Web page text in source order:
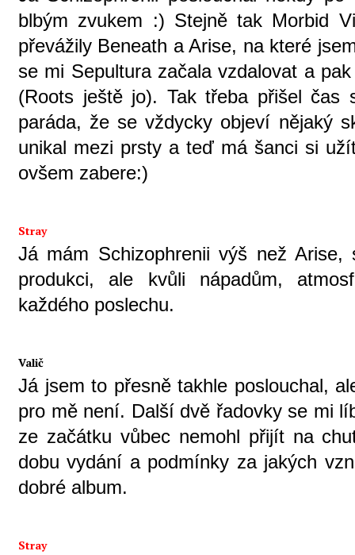
blbým zvukem :) Stejně tak Morbid
převážily Beneath a Arise, na které
se mi Sepultura začala vzdalovat a
(Roots ještě jo). Tak třeba přišel
paráda, že se vždycky objeví nějaký
unikal mezi prsty a teď má šanci si
ovšem zabere:)
Stray
Já mám Schizophrenii výš než
produkci, ale kvůli nápadům,
každého poslechu.
Valič
Já jsem to přesně takhle poslouchal,
pro mě není. Další dvě řadovky se mi
ze začátku vůbec nemohl přijít na
dobu vydání a podmínky za jakých
dobré album.
Stray